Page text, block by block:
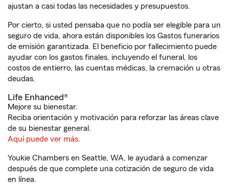
ajustan a casi todas las necesidades y presupuestos.
Por cierto, si usted pensaba que no podía ser elegible para un
seguro de vida, ahora están disponibles los Gastos funerarios
de emisión garantizada. El beneficio por fallecimiento puede
ayudar con los gastos finales, incluyendo el funeral, los
costos de entierro, las cuentas médicas, la cremación u otras
deudas.
Life Enhanced®
Mejore su bienestar.
Reciba orientación y motivación para reforzar las áreas clave
de su bienestar general.
Aquí puede ver más.
Youkie Chambers en Seattle, WA, le ayudará a comenzar
después de que complete una cotización de seguro de vida
en línea.